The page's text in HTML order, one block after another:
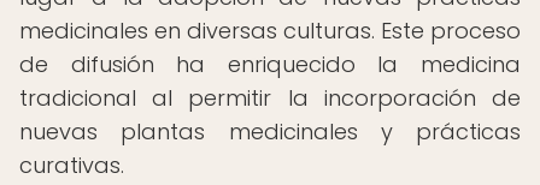
medicinales en diversas culturas. Este proceso
de difusión ha enriquecido la medicina
tradicional al permitir la incorporación de
nuevas plantas medicinales y prácticas
curativas.